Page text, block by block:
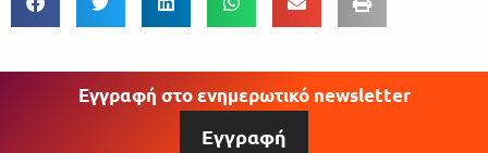
Εγγραφή στο ενημερωτικό newsletter
Εγγραφή